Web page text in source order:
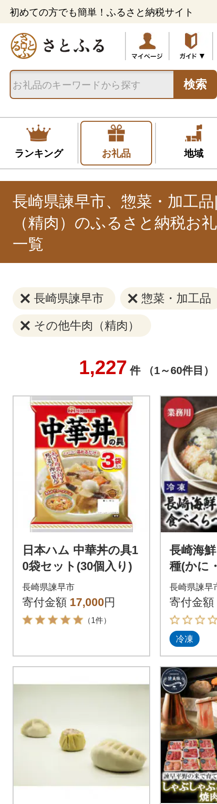
初めての方でも簡単！ふるさと納税サイト
検索
ランキング お礼品 地域
長崎県諫早市、惣菜・加工
（精肉）のふるさと納税お
一覧
長崎県諫早市 惣菜・加工品
その他牛肉（精肉）
1,227 件 （1～60件目）
日本ハム 中華丼の具1
0袋セット(30個入り)
長崎県諫早市
寄付金額 17,000円
（1件）
長崎海
種(かに
か・菊
らべセ
用】
長崎県諫早
寄付金額
冷凍